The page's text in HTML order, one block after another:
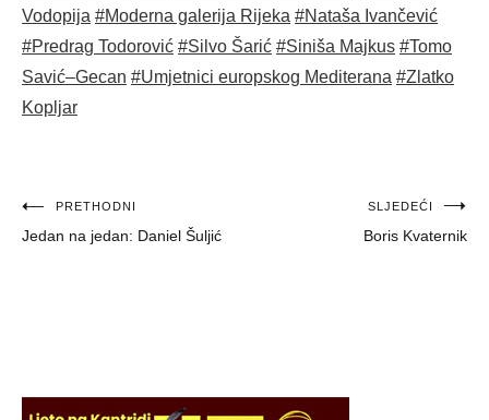
Vodopija #Moderna galerija Rijeka #Nataša Ivančević
#Predrag Todorović #Silvo Šarić #Siniša Majkus #Tomo
Savić–Gecan #Umjetnici europskog Mediterana #Zlatko
Kopljar
Navigacija
objava
PRETHODNI
Jedan na jedan: Daniel Šuljić
SLJEDEĆI
Boris Kvaternik